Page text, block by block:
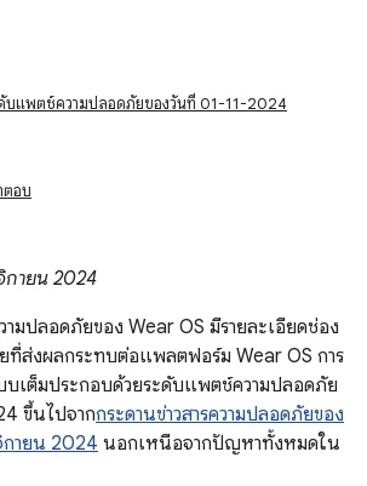
ดับแพตช์ความปลอดภัยของวันที่ 01-11-2024
ตอบ
ายน 2024
ามปลอดภัยของ Wear OS มีรายละเอียดช่อง
ที่ส่งผลกระทบต่อแพลตฟอร์ม Wear OS การ
บเต็มประกอบด้วยระดับแพตช์ความปลอดภัย
ขึ้นไปจากกระดานข่าวสารความปลอดภัยของ
ายน 2024 นอกเหนือจากปัญหาทั้งหมดใน